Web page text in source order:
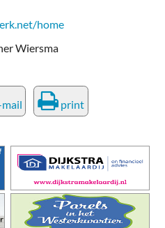
home
Wiersma
print